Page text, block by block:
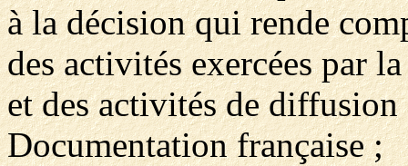
à la décision qui rende
des activités exercées par
et des activités de
Documentation française ;